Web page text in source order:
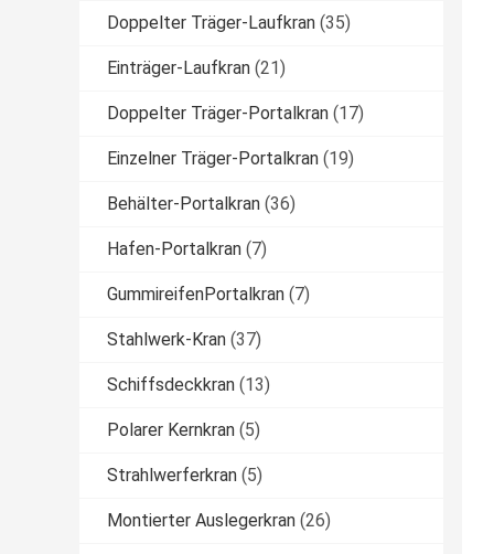
Doppelter Träger-Laufkran (35)
Einträger-Laufkran (21)
Doppelter Träger-Portalkran (17)
Einzelner Träger-Portalkran (19)
Behälter-Portalkran (36)
Hafen-Portalkran (7)
GummireifenPortalkran (7)
Stahlwerk-Kran (37)
Schiffsdeckkran (13)
Polarer Kernkran (5)
Strahlwerferkran (5)
Montierter Auslegerkran (26)